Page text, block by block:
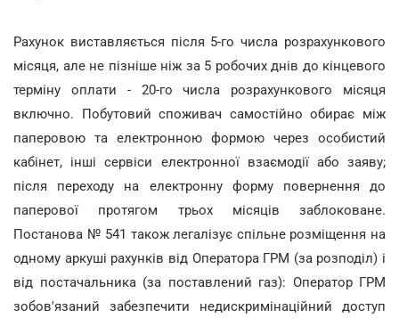
Рахунок виставляється після 5-го числа розрахункового
місяця, але не пізніше ніж за 5 робочих днів до кінцевого
терміну оплати - 20-го числа розрахункового місяця
включно. Побутовий споживач самостійно обирає між
паперовою та електронною формою через особистий
кабінет, інші сервіси електронної взаємодії або заяву;
після переходу на електронну форму повернення до
паперової протягом трьох місяців заблоковане.
Постанова № 541 також легалізує спільне розміщення на
одному аркуші рахунків від Оператора ГРМ (за розподіл) і
від постачальника (за поставлений газ): Оператор ГРМ
зобов'язаний забезпечити недискримінаційний доступ